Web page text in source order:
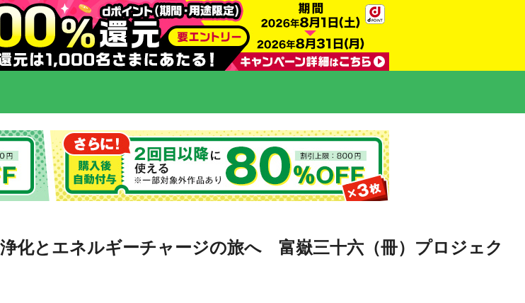
とエネルギーチャージの旅へ 富嶽三十六（冊）プロジェク